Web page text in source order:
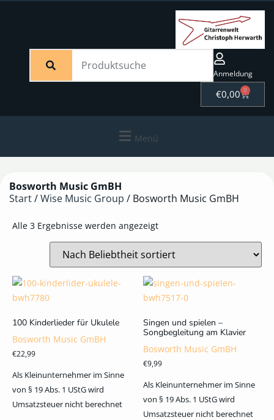
Anmeldung
€0,00 0
Menü
Bosworth Music GmBH
Start/Wise Music Group / Bosworth Music GmBH
Alle 3 Ergebnisse werden angezeigt
100 Kinderlieder für Ukulele
Bosworth Music GmBH
€22,99
Als Kleinunternehmer im Sinne
von § 19 Abs. 1 UStG wird
Umsatzsteuer nicht berechnet
Singen und spielen –
Songbegleitung am Klavier
Bosworth Music GmBH
€9,99
Als Kleinunternehmer im Sinne
von § 19 Abs. 1 UStG wird
Umsatzsteuer nicht berechnet